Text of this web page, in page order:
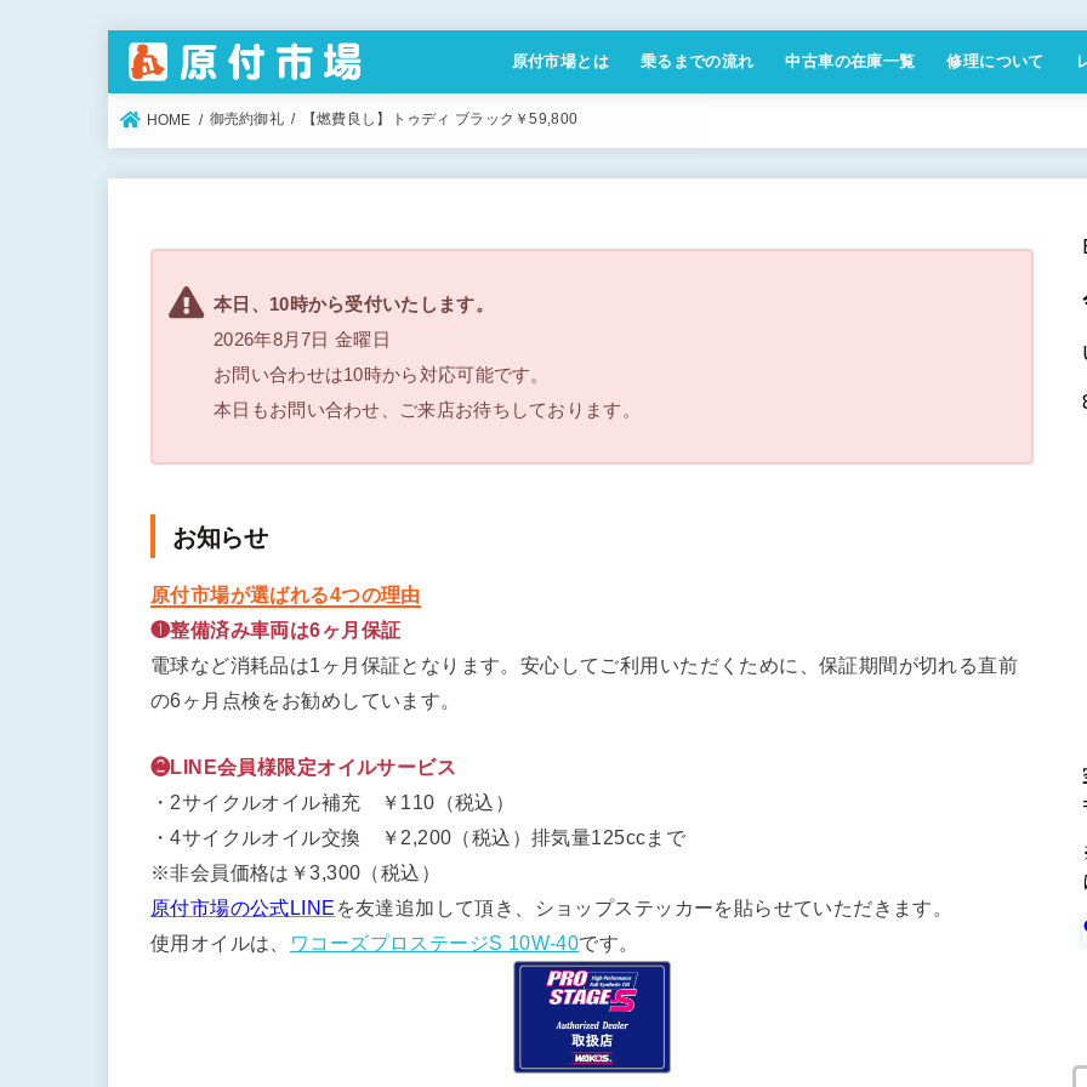
原付市場とは
特定商取引法に基づく表記
乗るまでの流れ 中古車の在庫一覧 修理について
HOME 御売約御礼 【燃費良し】トゥディ ブラック￥59,800
本日、10時から受付いたします。
2026年8月7日 金曜日
お問い合わせは10時から対応可能です。
本日もお問い合わせ、ご来店お待ちしております。
お知らせ
原付市場が選ばれる4つの理由
❶整備済み車両は6ヶ月保証
電球など消耗品は1ヶ月保証となります。安心してご利用いただくために、保証期間が切れる直前
の6ヶ月点検をお勧めしています。
❷LINE会員様限定オイルサービス
・2サイクルオイル補充 ￥110（税込）
・4サイクルオイル交換 ￥2,200（税込）排気量125ccまで
※非会員価格は￥3,300（税込）
原付市場の公式LINE を友達追加して頂き、ショップステッカーを貼らせていただきます。
使用オイルは、
ワコーズプロステージS 10W-40です。